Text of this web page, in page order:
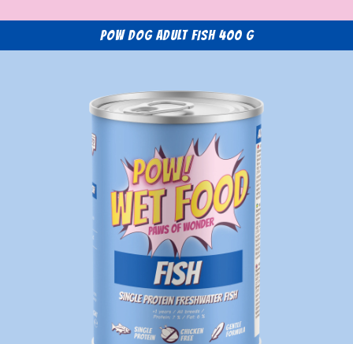
POW Dog Adult Fish 400 g